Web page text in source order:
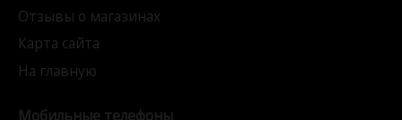
Отзывы о магазинах
Карта сайта
На главную
Мобильные телефоны